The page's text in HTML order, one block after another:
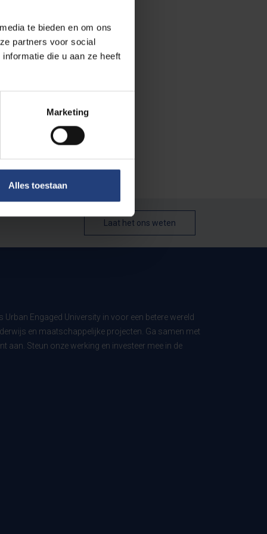
te bieden en om ons
partners voor social
die u aan ze heeft
Marketing
Alles toestaan
Laat het ons weten
Urban Engaged University in voor een betere wereld
en maatschappelijke projecten. Ga samen met
aan. Steun onze werking en investeer mee in de